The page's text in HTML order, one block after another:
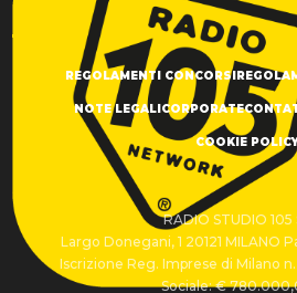
REGOLAMENTI CONCORSI
NOTE LEGALICORPORATE
COOKIE
RADIO STUDIO 105
Largo Donegani, 1 20121 MILANO
Iscrizione Reg. Imprese di Milano n.
Sociale: €